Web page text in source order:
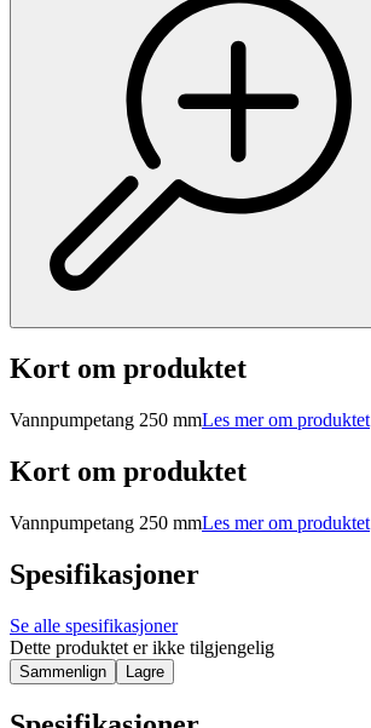
Kort om produktet
Vannpumpetang 250 mmLes mer om produktet
Kort om produktet
Vannpumpetang 250 mmLes mer om produktet
Spesifikasjoner
Se alle spesifikasjoner
Dette produktet er ikke tilgjengelig
Sammenlign Lagre